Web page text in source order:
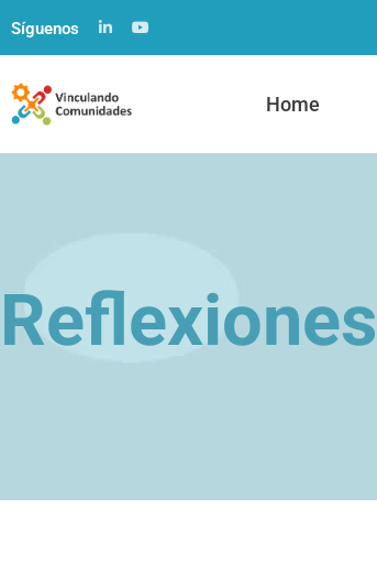
Síguenos
Home
Reflexiones